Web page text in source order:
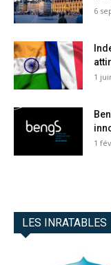
6
1
1
LES INRATABLES